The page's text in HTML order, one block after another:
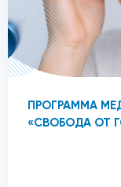
ПРОГРАММА
«СВОБОДА ОТ